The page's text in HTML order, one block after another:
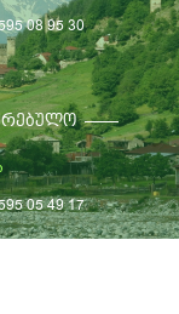
08 95 30
05 49 17